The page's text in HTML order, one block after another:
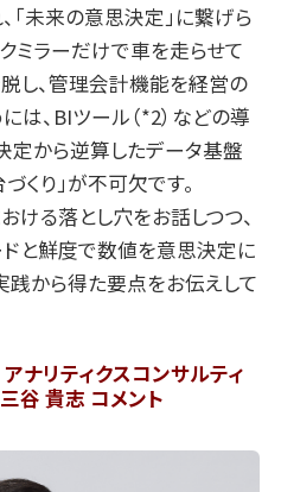
「未来の意思決定」に繋げら
ミラーだけで車を走らせて
脱し、管理会計機能を経営の
は、BIツール（*2）などの導
定から逆算したデータ基盤
くり」が不可欠です。
る落とし穴をお話しつつ、
と鮮度で数値を意思決定に
践から得た要点をお伝えして
ナリティクスコンサルティ
谷 貴志 コメント